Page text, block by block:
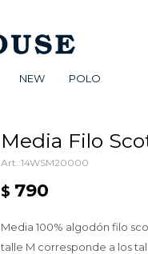
NEW POLO
Media Filo
14WSM20000
$ 790
Media 100% algodón filo
talle M corresponde a los